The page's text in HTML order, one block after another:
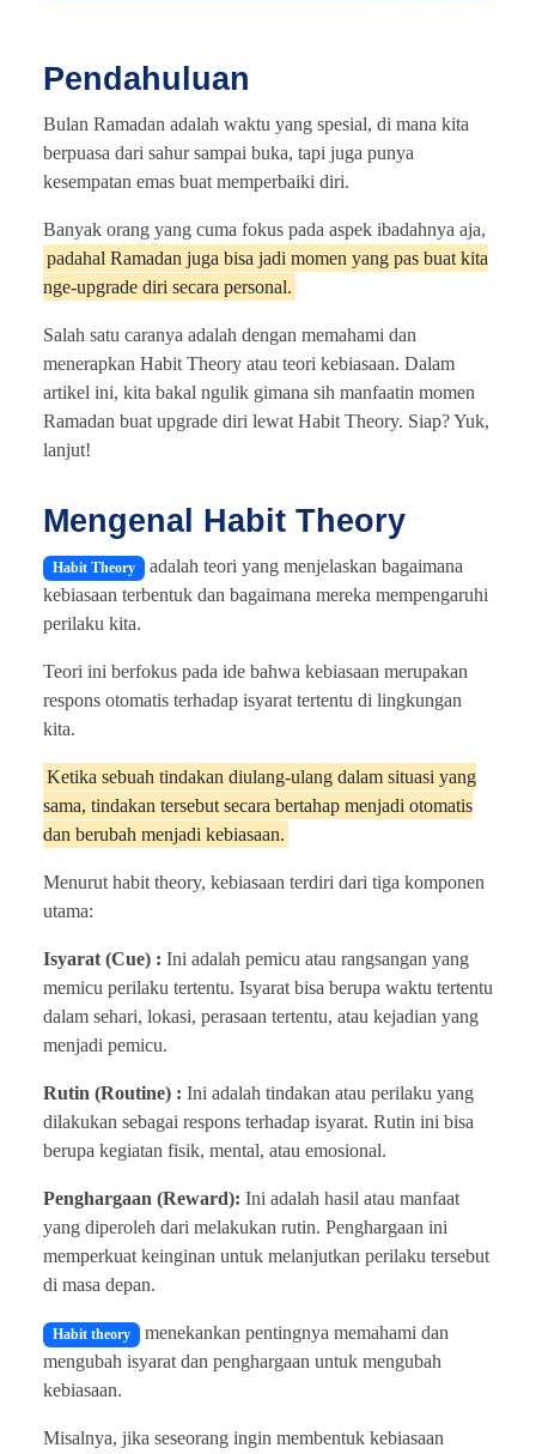
Pendahuluan
Bulan Ramadan adalah waktu yang spesial, di mana kita
berpuasa dari sahur sampai buka, tapi juga punya
kesempatan emas buat memperbaiki diri.
Banyak orang yang cuma fokus pada aspek ibadahnya aja,
padahal Ramadan juga bisa jadi momen yang pas buat kita
nge-upgrade diri secara personal.
Salah satu caranya adalah dengan memahami dan
menerapkan Habit Theory atau teori kebiasaan. Dalam
artikel ini, kita bakal ngulik gimana sih manfaatin momen
Ramadan buat upgrade diri lewat Habit Theory. Siap? Yuk,
lanjut!
Mengenal Habit Theory
Habit Theory adalah teori yang menjelaskan bagaimana
kebiasaan terbentuk dan bagaimana mereka mempengaruhi
perilaku kita.
Teori ini berfokus pada ide bahwa kebiasaan merupakan
respons otomatis terhadap isyarat tertentu di lingkungan
kita.
Ketika sebuah tindakan diulang-ulang dalam situasi yang
sama, tindakan tersebut secara bertahap menjadi otomatis
dan berubah menjadi kebiasaan.
Menurut habit theory, kebiasaan terdiri dari tiga komponen
utama:
Isyarat (Cue) : Ini adalah pemicu atau rangsangan yang
memicu perilaku tertentu. Isyarat bisa berupa waktu tertentu
dalam sehari, lokasi, perasaan tertentu, atau kejadian yang
menjadi pemicu.
Rutin (Routine) : Ini adalah tindakan atau perilaku yang
dilakukan sebagai respons terhadap isyarat. Rutin ini bisa
berupa kegiatan fisik, mental, atau emosional.
Penghargaan (Reward): Ini adalah hasil atau manfaat
yang diperoleh dari melakukan rutin. Penghargaan ini
memperkuat keinginan untuk melanjutkan perilaku tersebut
di masa depan.
Habit theory menekankan pentingnya memahami dan
mengubah isyarat dan penghargaan untuk mengubah
kebiasaan.
Misalnya, jika seseorang ingin membentuk kebiasaan